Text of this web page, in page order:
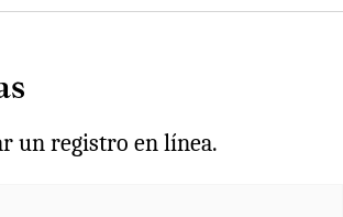
un registro en línea.